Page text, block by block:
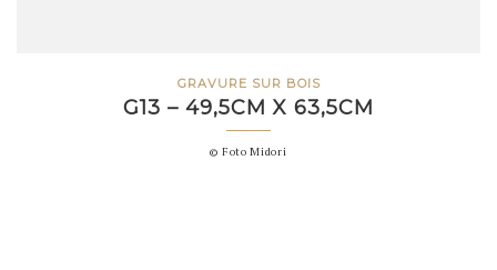
GRAVURE SUR BOIS
G13 – 49,5CM X 63,5CM
© Foto Midori